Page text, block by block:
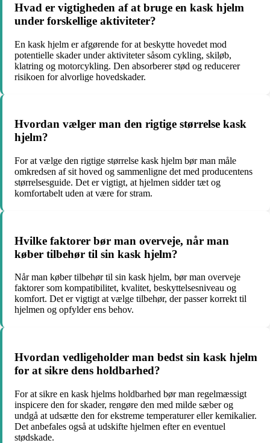
Hvad er vigtigheden af at bruge en kask hjelm
under forskellige aktiviteter?
En kask hjelm er afgørende for at beskytte hovedet mod
potentielle skader under aktiviteter såsom cykling, skiløb,
klatring og motorcykling. Den absorberer stød og reducerer
risikoen for alvorlige hovedskader.
Hvordan vælger man den rigtige størrelse kask
hjelm?
For at vælge den rigtige størrelse kask hjelm bør man måle
omkredsen af sit hoved og sammenligne det med producentens
størrelsesguide. Det er vigtigt, at hjelmen sidder tæt og
komfortabelt uden at være for stram.
Hvilke faktorer bør man overveje, når man
køber tilbehør til sin kask hjelm?
Når man køber tilbehør til sin kask hjelm, bør man overveje
faktorer som kompatibilitet, kvalitet, beskyttelsesniveau og
komfort. Det er vigtigt at vælge tilbehør, der passer korrekt til
hjelmen og opfylder ens behov.
Hvordan vedligeholder man bedst sin kask hjelm
for at sikre dens holdbarhed?
For at sikre en kask hjelms holdbarhed bør man regelmæssigt
inspicere den for skader, rengøre den med milde sæber og
undgå at udsætte den for ekstreme temperaturer eller kemikalier.
Det anbefales også at udskifte hjelmen efter en eventuel
stødskade.